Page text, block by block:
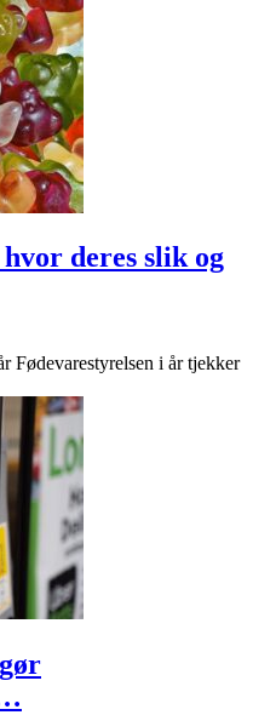
deres slik og
Fødevarestyrelsen i år tjekker